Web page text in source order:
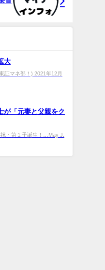
大
証マネ部！) 2021年12月
が「元妻と父親をク
・第１子誕生！…May J.